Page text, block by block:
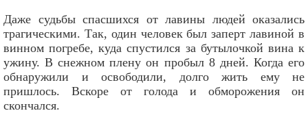
Даже судьбы спасшихся от лавины людей оказались
трагическими. Так, один человек был заперт лавиной в
винном погребе, куда спустился за бутылочкой вина к
ужину. В снежном плену он пробыл 8 дней. Когда его
обнаружили и освободили, долго жить ему не
пришлось. Вскоре от голода и обморожения он
скончался.